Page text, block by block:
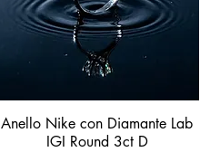
Vista rapida
Anello Nike con Diamante Lab
IGI Round 3ct D